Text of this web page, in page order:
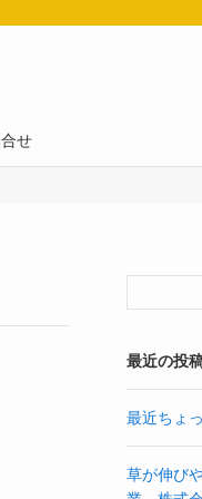
せ
最近の投
最近ちょ
草が伸び